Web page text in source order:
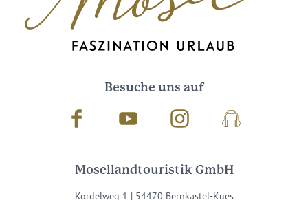
Besuche uns auf
Facebook Youtube InstagramPodcast
Mosellandtouristik GmbH
Kordelweg 1 | 54470 Bernkastel-Kues